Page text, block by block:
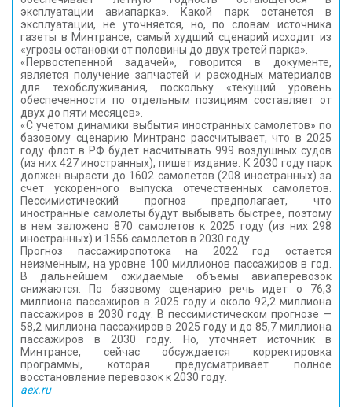
эксплуатации авиапарка». Какой парк останется в
эксплуатации, не уточняется, но, по словам источника
газеты в Минтрансе, самый худший сценарий исходит из
«угрозы остановки от половины до двух третей парка».
«Первостепенной задачей», говорится в документе,
является получение запчастей и расходных материалов
для техобслуживания, поскольку «текущий уровень
обеспеченности по отдельным позициям составляет от
двух до пяти месяцев».
«С учетом динамики выбытия иностранных самолетов» по
базовому сценарию Минтранс рассчитывает, что в 2025
году флот в РФ будет насчитывать 999 воздушных судов
(из них 427 иностранных), пишет издание. К 2030 году парк
должен вырасти до 1602 самолетов (208 иностранных) за
счет ускоренного выпуска отечественных самолетов.
Пессимистический прогноз предполагает, что
иностранные самолеты будут выбывать быстрее, поэтому
в нем заложено 870 самолетов к 2025 году (из них 298
иностранных) и 1556 самолетов в 2030 году.
Прогноз пассажиропотока на 2022 год остается
неизменным, на уровне 100 миллионов пассажиров в год.
В дальнейшем ожидаемые объемы авиаперевозок
снижаются. По базовому сценарию речь идет о 76,3
миллиона пассажиров в 2025 году и около 92,2 миллиона
пассажиров в 2030 году. В пессимистическом прогнозе —
58,2 миллиона пассажиров в 2025 году и до 85,7 миллиона
пассажиров в 2030 году. Но, уточняет источник в
Минтрансе, сейчас обсуждается корректировка
программы, которая предусматривает полное
восстановление перевозок к 2030 году.
aex.ru